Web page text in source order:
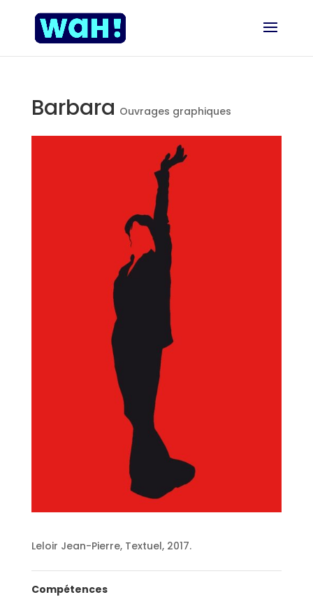
Barbara Ouvrages graphiques
Leloir Jean-Pierre, Textuel, 2017.
Compétences